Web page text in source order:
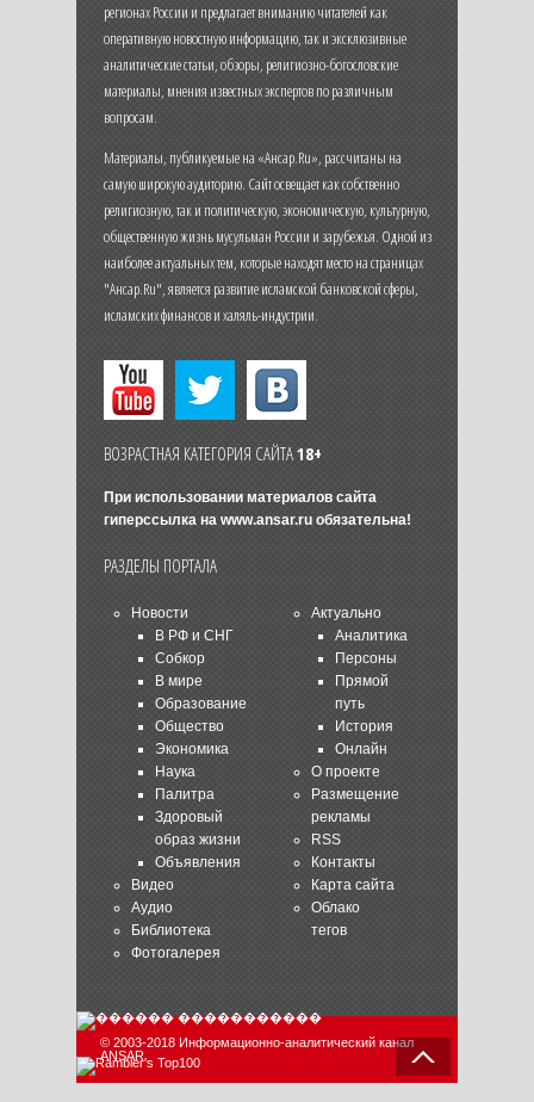
регионах России и предлагает вниманию читателей как
оперативную новостную информацию, так и эксклюзивные
аналитические статьи, обзоры, религиозно-богословские
материалы, мнения известных экспертов по различным
вопросам.
Материалы, публикуемые на «Ансар.Ru», рассчитаны на
самую широкую аудиторию. Сайт освещает как собственно
религиозную, так и политическую, экономическую, культурную,
общественную жизнь мусульман России и зарубежья. Одной из
наиболее актуальных тем, которые находят место на страницах
"Ансар.Ru", является развитие исламской банковской сферы,
исламских финансов и халяль-индустрии.
ВОЗРАСТНАЯ КАТЕГОРИЯ САЙТА18+
При использовании материалов сайта
гиперссылка на www.ansar.ruобязательна!
РАЗДЕЛЫ ПОРТАЛА
Новости
В РФ и СНГ
Собкор
В мире
Образование
Общество
Экономика
Наука
Палитра
Здоровый
образ жизни
Объявления
Видео
Аудио
Библиотека
Фотогалерея
Актуально
Аналитика
Персоны
Прямой
путь
История
Онлайн
О проекте
Размещение
рекламы
RSS
Контакты
Карта сайта
Облако
тегов
© 2003-2018 Информационно-аналитический канал
ANSAR